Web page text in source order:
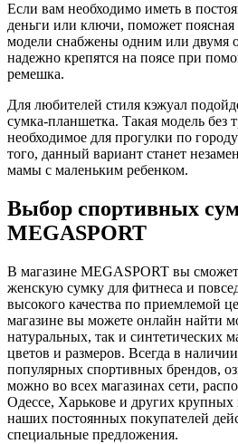
Если вам необходимо иметь в
деньги или ключи, поможет
модели снабжены одним или двумя
надежно крепятся на поясе при
ремешка.
Для любителей стиля кэжуал
сумка-планшетка. Такая модель без
необходимое для прогулки по
того, данный вариант станет
мамы с маленьким ребенком.
Выбор спортивных
MEGASPORT
В магазине MEGASPORT вы
женскую сумку для фитнеса и
высокого качества по приемлемой
магазине вы можете онлайн найти
натуральных, так и синтетических
цветов и размеров. Всегда в
популярных спортивных брендов,
можно во всех магазинах сети,
Одессе, Харькове и других
наших постоянных покупателей
специальные предложения.